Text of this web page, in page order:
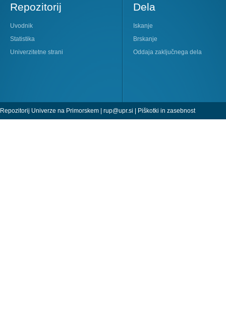
Repozitorij
Uvodnik
Statistika
Univerzitetne strani
Dela
Iskanje
Brskanje
Oddaja zaključnega dela
Repozitorij Univerze na Primorskem | rup@upr.si | Piškotki in zasebnost